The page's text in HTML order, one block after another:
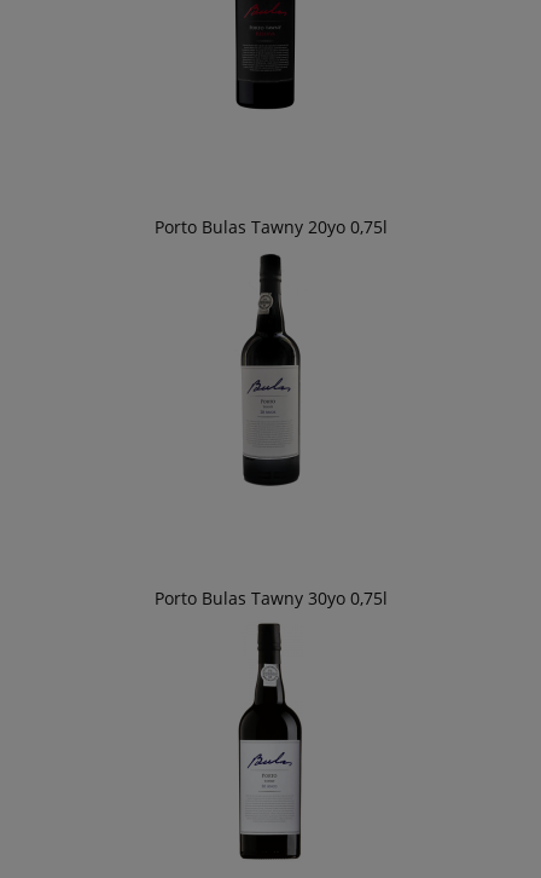
Porto Bulas Tawny 20yo 0,75l
Porto Bulas Tawny 30yo 0,75l